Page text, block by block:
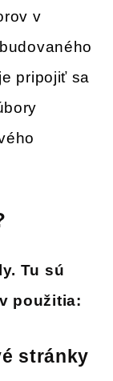
v
pripojiť sa
Tu sú
použitia:
stránky